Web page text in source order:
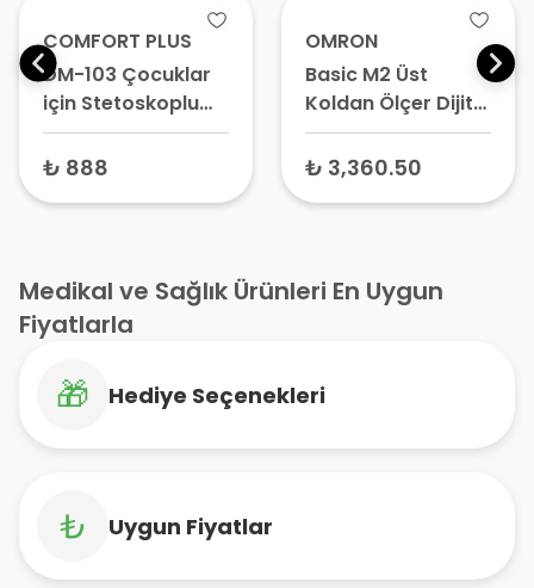
COMFORT PLUS
DM-103 Çocuklar
için Stetoskoplu
Tansiyon Aleti HS-
20C
₺ 888
OMRON
Basic M2 Üst
Koldan Ölçer Dijital
Tansiyon Aleti
(HEM-7121J-E) –
₺ 3,360.50
Medikal ve Sağlık Ürünleri En Uygun
Fiyatlarla
🎁 Hediye Seçenekleri
₺ Uygun Fiyatlar